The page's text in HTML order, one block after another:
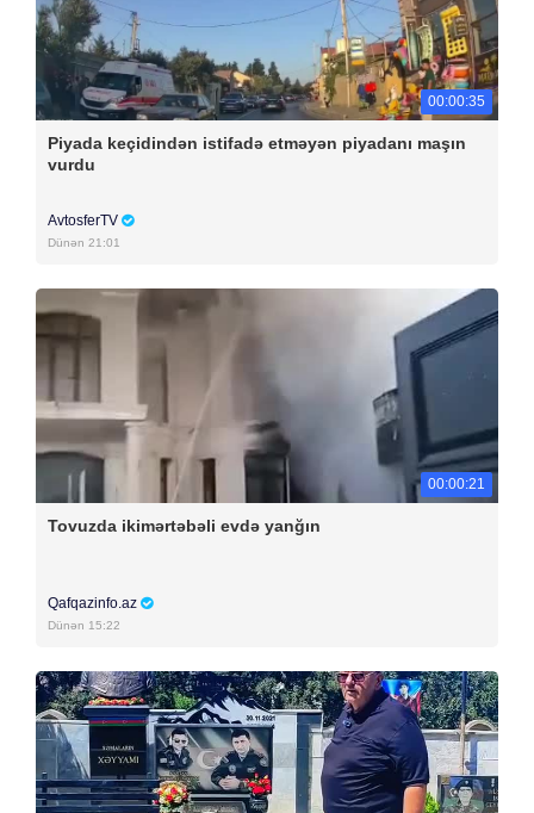
00:00:35
Piyada keçidindən istifadə etməyən piyadanı maşın
vurdu
AvtosferTV
Dünən 21:01
00:00:21
Tovuzda ikimərtəbəli evdə yanğın
Qafqazinfo.az
Dünən 15:22